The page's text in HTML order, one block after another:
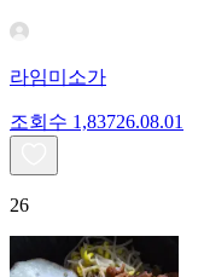
라임미소가
조회수 1,83726.08.01
26